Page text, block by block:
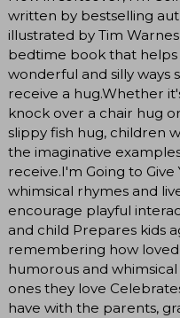
written by bestselling
illustrated by Tim
bedtime book that
wonderful and silly ways
receive a hug.Whether
knock over a chair hug
slippy fish hug, children
the imaginative
receive.I'm Going to Give
whimsical rhymes and
encourage playful
and child Prepares kids
remembering how
humorous and
ones they love
have with the parents,